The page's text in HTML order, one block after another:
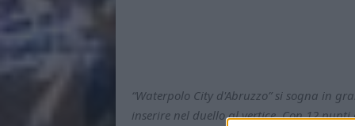
“Waterpolo City d'Abruzzo” si sogna in
inserire nel duello al vertice. Con 12